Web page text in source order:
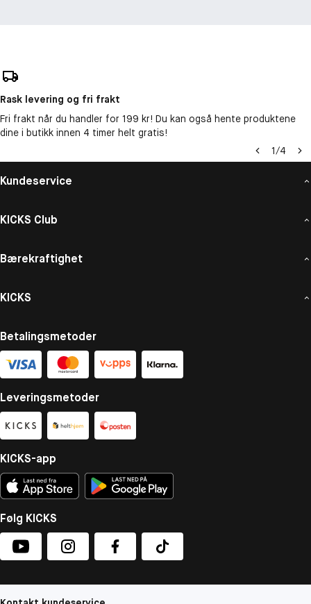
Rask levering og fri frakt
Fri frakt når du handler for 199 kr! Du kan også hente produktene
dine i butikk innen 4 timer helt gratis!
1/4
Kundeservice
KICKS Club
Bærekraftighet
KICKS
Betalingsmetoder
Leveringsmetoder
KICKS-app
Følg KICKS